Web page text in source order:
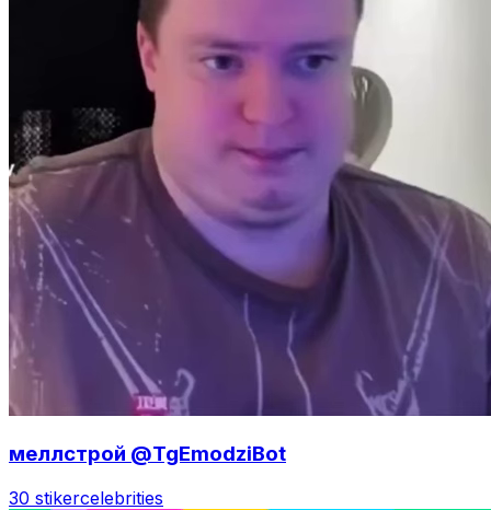
меллстрой @TgEmodziBot
30 stikercelebrities